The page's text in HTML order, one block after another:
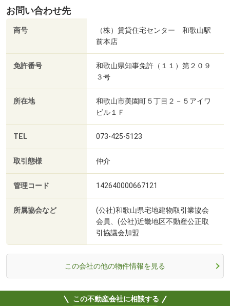
お問い合わせ先
商号
（株）賃貸住宅センター 和歌山駅
前本店
免許番号
和歌山県知事免許（１１）第２０９
３号
所在地
和歌山市美園町５丁目２－５アイワ
ビル１Ｆ
TEL 073-425-5123
取引態様 仲介
管理コード 142640000667121
所属協会など
(公社)和歌山県宅地建物取引業協会
会員、(公社)近畿地区不動産公正取
引協議会加盟
この会社の他の物件情報を見る
この不動産会社に相談する